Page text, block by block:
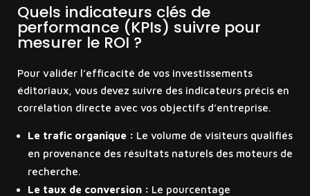
Quels indicateurs clés de
performance (KPIs) suivre pour
mesurer le ROI ?
Pour valider l’efficacité de vos investissements
éditoriaux, vous devez suivre des indicateurs précis en
corrélation directe avec vos objectifs d’entreprise.
Le trafic organique : Le volume de visiteurs qualifiés
en provenance des résultats naturels des moteurs de
recherche.
Le taux de conversion : Le pourcentage